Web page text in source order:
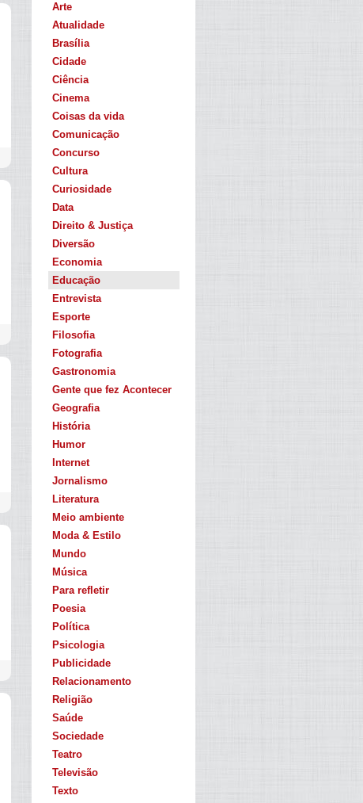
Arte
Atualidade
Brasília
Cidade
Ciência
Cinema
Coisas da vida
Comunicação
Concurso
Cultura
Curiosidade
Data
Direito & Justiça
Diversão
Economia
Educação
Entrevista
Esporte
Filosofia
Fotografia
Gastronomia
Gente que fez Acontecer
Geografia
História
Humor
Internet
Jornalismo
Literatura
Meio ambiente
Moda & Estilo
Mundo
Música
Para refletir
Poesia
Política
Psicologia
Publicidade
Relacionamento
Religião
Saúde
Sociedade
Teatro
Televisão
Texto